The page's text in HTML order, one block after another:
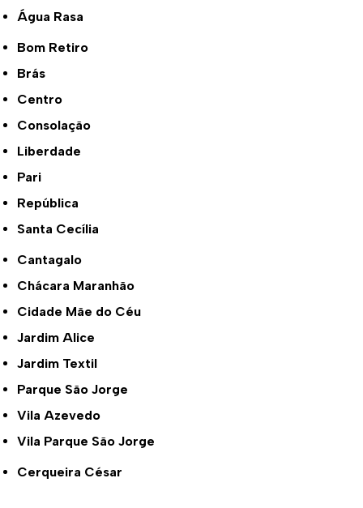
Água Rasa
Bom Retiro
Brás
Centro
Consolação
Liberdade
Pari
República
Santa Cecília
Cantagalo
Chácara Maranhão
Cidade Mãe do Céu
Jardim Alice
Jardim Textil
Parque São Jorge
Vila Azevedo
Vila Parque São Jorge
Cerqueira César